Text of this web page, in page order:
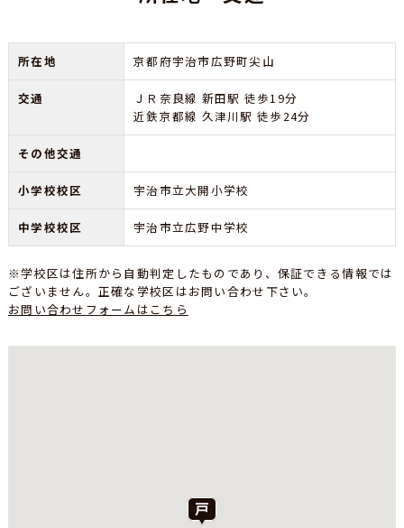
所在地 京都府宇治市広野町尖山
交通
ＪＲ奈良線 新田駅 徒歩19分
近鉄京都線 久津川駅 徒歩24分
その他交通
小学校校区 宇治市立大開小学校
中学校校区 宇治市立広野中学校
※学校区は住所から自動判定したものであり、保証できる情報では
ございません。正確な学校区はお問い合わせ下さい。
お問い合わせフォームはこちら